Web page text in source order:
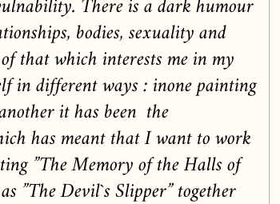
There is a dark humour
bodies, sexuality and
that which interests me in my
in different ways : inone painting
it has been the
has meant that I want to work
”The Memory of the Halls of
”The Devil`s Slipper” together